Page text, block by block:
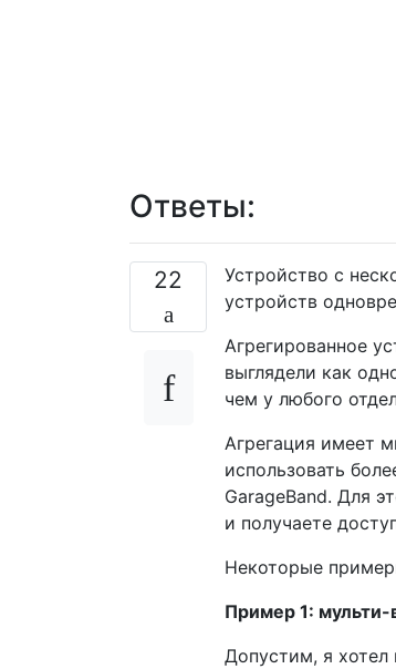
Ответы:
22
Устройство с
устройств
Агрегированное
выглядели как
чем у любого
Агрегация имеет
использовать
GarageBand. Для
и получаете
Некоторые
Пример 1:
Допустим, я хотел